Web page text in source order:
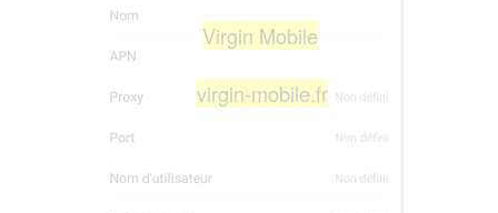
virgin-mobile.fr
Virgin Mobile